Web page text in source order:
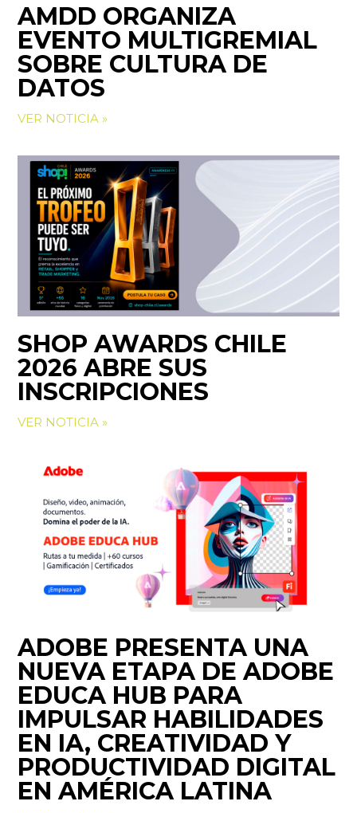
AMDD ORGANIZA
EVENTO MULTIGREMIAL
SOBRE CULTURA DE
DATOS
VER NOTICIA »
SHOP AWARDS CHILE
2026 ABRE SUS
INSCRIPCIONES
VER NOTICIA »
ADOBE PRESENTA UNA
NUEVA ETAPA DE ADOBE
EDUCA HUB PARA
IMPULSAR HABILIDADES
EN IA, CREATIVIDAD Y
PRODUCTIVIDAD DIGITAL
EN AMÉRICA LATINA